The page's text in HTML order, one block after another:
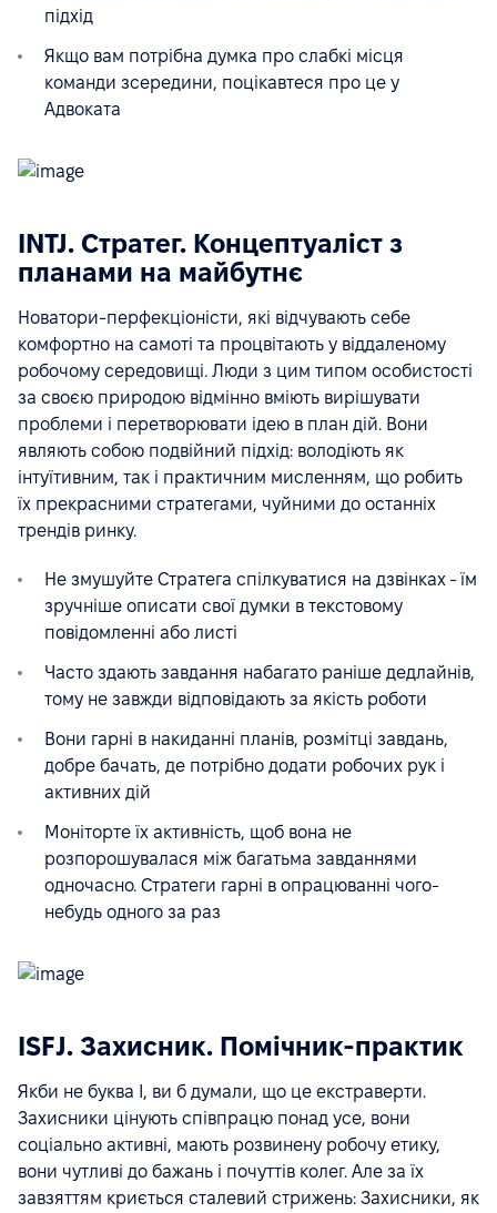
підхід
Якщо вам потрібна думка про слабкі місця
команди зсередини, поцікавтеся про це у
Адвоката
INTJ. Стратег. Концептуаліст з
планами на майбутнє
Новатори-перфекціоністи, які відчувають себе
комфортно на самоті та процвітають у віддаленому
робочому середовищі. Люди з цим типом особистості
за своєю природою відмінно вміють вирішувати
проблеми і перетворювати ідею в план дій. Вони
являють собою подвійний підхід: володіють як
інтуїтивним, так і практичним мисленням, що робить
їх прекрасними стратегами, чуйними до останніх
трендів ринку.
Не змушуйте Стратега спілкуватися на дзвінках - їм
зручніше описати свої думки в текстовому
повідомленні або листі
Часто здають завдання набагато раніше дедлайнів,
тому не завжди відповідають за якість роботи
Вони гарні в накиданні планів, розмітці завдань,
добре бачать, де потрібно додати робочих рук і
активних дій
Моніторте їх активність, щоб вона не
розпорошувалася між багатьма завданнями
одночасно. Стратеги гарні в опрацюванні чого-
небудь одного за раз
ISFJ. Захисник. Помічник-практик
Якби не буква I, ви б думали, що це екстраверти.
Захисники цінують співпрацю понад усе, вони
соціально активні, мають розвинену робочу етику,
вони чутливі до бажань і почуттів колег. Але за їх
завзяттям криється сталевий стрижень: Захисники, як